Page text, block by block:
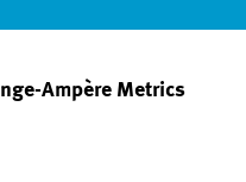
Ampère Metrics